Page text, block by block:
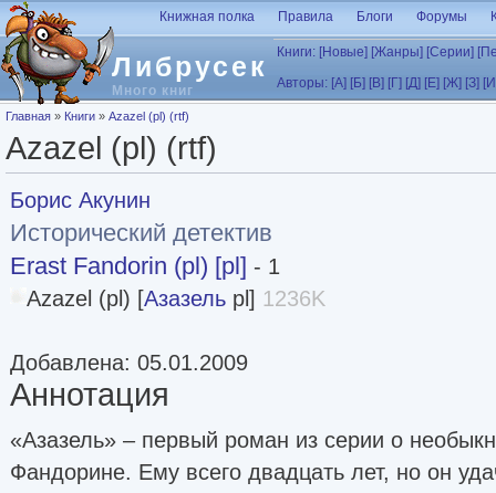
Перейти к основному содержанию
Либрусек
Много книг
Книжная полка Правила Блоги Форумы
Книги: [Новые] [Жанры] [Серии]
Авторы: [А] [Б] [В] [Г] [Д] [Е] [Ж] [З]
Вы здесь
Главная » Книги » Azazel (pl) (rtf)
Azazel (pl) (rtf)
Борис Акунин
Исторический детектив
Erast Fandorin (pl) [pl] - 1
Azazel (pl) [Азазель pl] 1236K
Добавлена: 05.01.2009
Аннотация
«Азазель» – первый роман из серии о
Фандорине. Ему всего двадцать лет, но он